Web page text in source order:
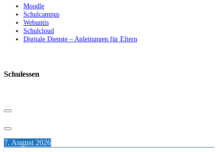
Moodle
Schulcampus
Webuntis
Schulcloud
Digitale Dienste – Anleitungen für Eltern
Schulessen
7. August 2026